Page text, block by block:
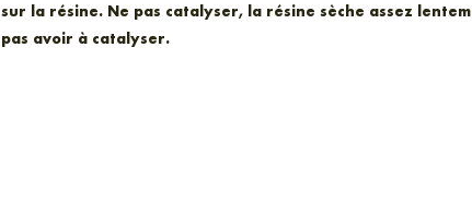
sur la résine. Ne pas catalyser, la résine sèche assez
pas avoir à catalyser.